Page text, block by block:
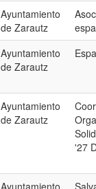
Ayuntamiento
de Zarautz
Ayuntamiento
de Zarautz
Ayuntamiento
de Zarautz
'27
Ayuntamiento